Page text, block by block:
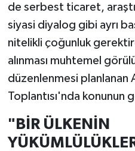
de serbest ticaret,
siyasi diyalog gibi ayrı
nitelikli çoğunluk
alınması muhtemel
düzenlenmesi planlanan
Toplantısı'nda konunun
"BİR ÜLKENİN